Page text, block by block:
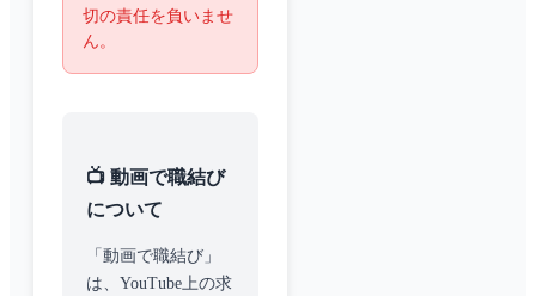
切の責任を負いませ
ん。
📺 動画で職結び
について
「動画で職結び」
は、YouTube上の求